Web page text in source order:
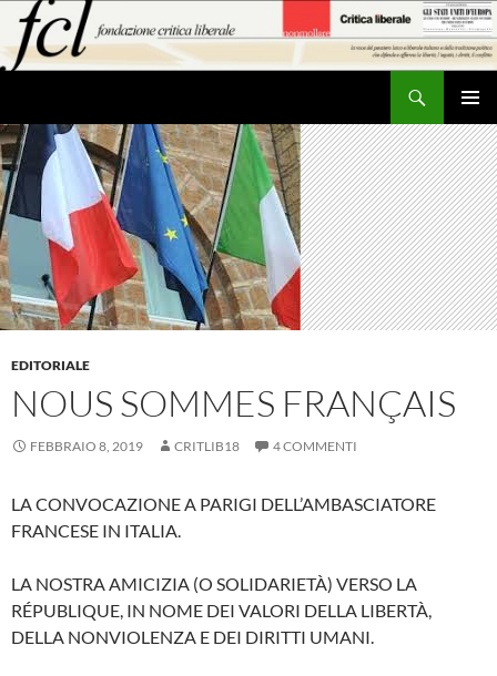
contenuto
MENU
EDITORIALE
NOUS SOMMES FRANÇAIS
FEBBRAIO 8, 2019 CRITLIB18 4 COMMENTI
LA CONVOCAZIONE A PARIGI DELL’AMBASCIATORE
FRANCESE IN ITALIA.
LA NOSTRA AMICIZIA (O SOLIDARIETÀ) VERSO LA
RÉPUBLIQUE, IN NOME DEI VALORI DELLA LIBERTÀ,
DELLA NONVIOLENZA E DEI DIRITTI UMANI.